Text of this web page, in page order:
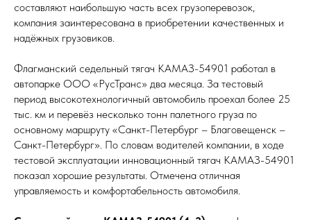
составляют наибольшую часть всех грузоперевозок,
компания заинтересована в приобретении качественных и
надёжных грузовиков.
Флагманский седельный тягач КАМАЗ-54901 работал в
автопарке ООО «РусТранс» два месяца. За тестовый
период высокотехнологичный автомобиль проехал более 25
тыс. км и перевёз несколько тонн палетного груза по
основному маршруту «Санкт-Петербург – Благовещенск –
Санкт-Петербург». По словам водителей компании, в ходе
тестовой эксплуатации инновационный тягач КАМАЗ-54901
показал хорошие результаты. Отмечена отличная
управляемость и комфортабельность автомобиля.